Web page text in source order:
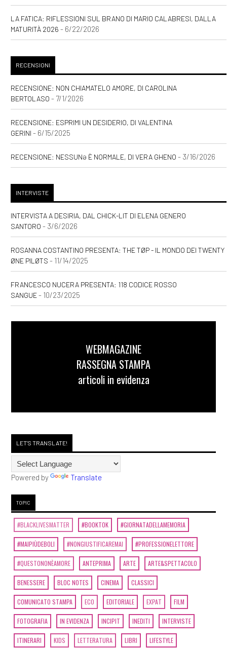
LA FATICA: RIFLESSIONI SUL BRANO DI MARIO CALABRESI, DALLA
MATURITÀ 2026 - 6/22/2026
RECENSIONI
RECENSIONE: NON CHIAMATELO AMORE, DI CAROLINA
BERTOLASO - 7/1/2026
RECENSIONE: ESPRIMI UN DESIDERIO, DI VALENTINA
GERINI - 6/15/2025
RECENSIONE: NESSUNƏ È NORMALE, DI VERA GHENO - 3/16/2026
INTERVISTE
INTERVISTA A DESIRIA, DAL CHICK-LIT DI ELENA GENERO
SANTORO - 3/6/2026
ROSANNA COSTANTINO PRESENTA: THE TØP - IL MONDO DEI TWENTY
ØNE PILØTS - 11/14/2025
FRANCESCO NUCERA PRESENTA: 118 CODICE ROSSO
SANGUE- 10/23/2025
WEBMAGAZINE
RASSEGNA STAMPA
articoli in evidenza
LET'S TRANSLATE!
Powered by Translate
TOPIC
#BLACKLIVESMATTER #BOOKTOK #GIORNATADELLAMEMORIA
#MAIPIÙDEBOLI #NONGIUSTIFICAREMAI #PROFESSIONELETTORE
#QUESTONONÈAMORE ANTEPRIMA ARTE ARTE&SPETTACOLO
BENESSERE BLOC NOTES CINEMA CLASSICI
COMUNICATO STAMPA ECO EDITORIALE EXPAT FILM
FOTOGRAFIA IN EVIDENZA INCIPIT INEDITI INTERVISTE
ITINERARI KIDS LETTERATURA LIBRI LIFESTYLE